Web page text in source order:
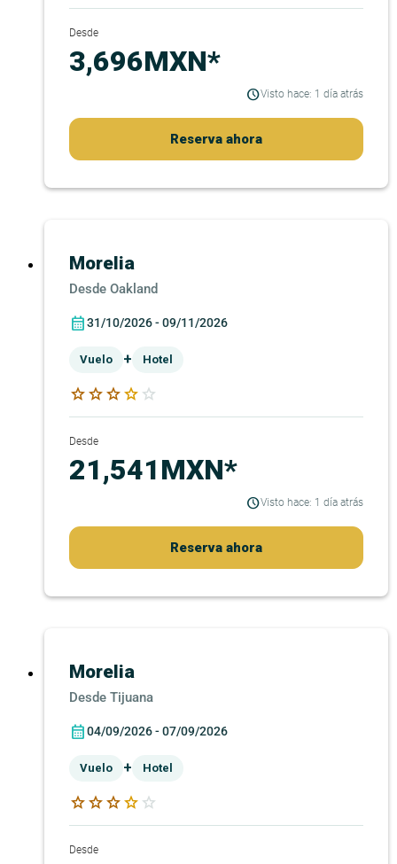
Desde
3,696MXN*
Visto hace: 1 día atrás
Reserva ahora
Morelia
Oakland
31/10/2026 - 09/11/2026
Vuelo + Hotel
starstarstarstar star
Desde
21,541MXN*
Visto hace: 1 día atrás
Reserva ahora
Morelia
Tijuana
04/09/2026 - 07/09/2026
Vuelo + Hotel
starstarstarstar star
Desde